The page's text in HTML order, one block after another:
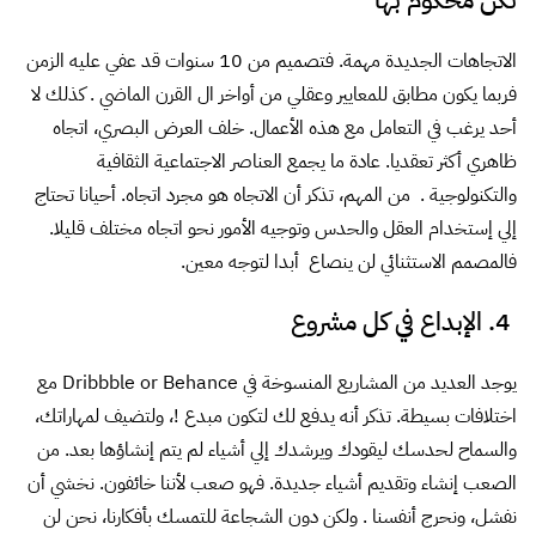
الاتجاهات الجديدة مهمة. فتصميم من 10 سنوات قد عفي عليه الزمن
فربما يكون مطابق للمعايير وعقلي من أواخر ال القرن الماضي . كذلك لا
أحد يرغب في التعامل مع هذه الأعمال. خلف العرض البصري، اتجاه
ظاهري أكثر تعقديا. عادة ما يجمع العناصر الاجتماعية الثقافية
والتكنولوجية . من المهم، تذكر أن الاتجاه هو مجرد اتجاه. أحيانا تحتاج
إلي إستخدام العقل والحدس وتوجيه الأمور نحو اتجاه مختلف قليلا.
فالمصمم الاستثنائي لن ينصاع أبدا لتوجه معين.
يوجد العديد من المشاريع المنسوخة في Dribbble or Behance مع
اختلافات بسيطة. تذكر أنه يدفع لك لتكون مبدع !، ولتضيف لمهاراتك،
والسماح لحدسك ليقودك ويرشدك إلي أشياء لم يتم إنشاؤها بعد. من
الصعب إنشاء وتقديم أشياء جديدة. فهو صعب لأننا خائفون. نخشي أن
نفشل، ونحرج أنفسنا . ولكن دون الشجاعة للتمسك بأفكارنا، نحن لن